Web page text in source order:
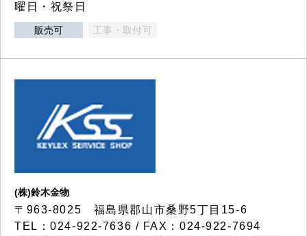
曜日・祝祭日
販売可 工事・取付可
(株)鈴木金物
〒963-8025 福島県郡山市桑野5丁目15-6
TEL：024-922-7636 / FAX：024-922-7694